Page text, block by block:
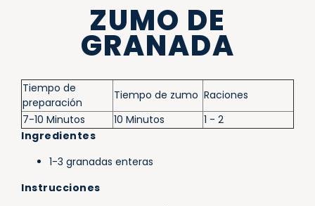
ZUMO DE
GRANADA
Tiempo de
preparación
Tiempo de zumo Raciones
7-10 Minutos
10 Minutos
1 - 2
Ingredientes
1-3 granadas enteras
Instrucciones